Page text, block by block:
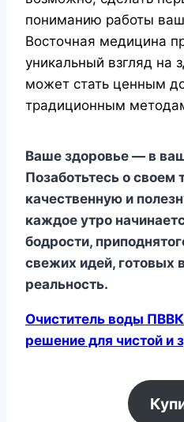
пониманию работы
Восточная медицина
уникальный взгляд на
может стать ценным
традиционным
Ваше здоровье — в
Позаботьтесь о своем
качественную и
каждое утро
бодрости,
свежих идей, готовых
реальность.
Очиститель воды
решение для чистой и